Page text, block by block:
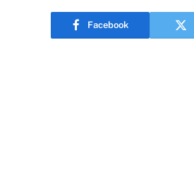
Facebook